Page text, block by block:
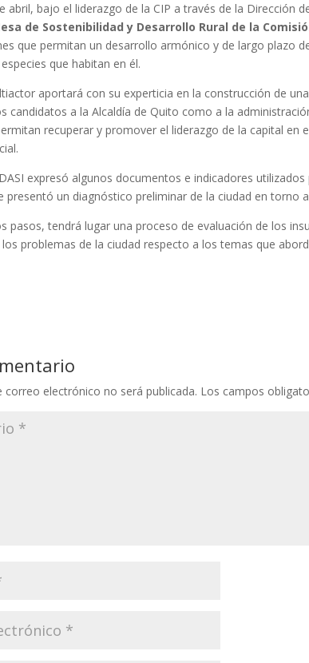
abril, bajo el liderazgo de la CIP a través de la Dirección
de Sostenibilidad y Desarrollo Rural de la
que permitan un desarrollo armónico y de largo plazo
que habitan en él.
aportará con su experticia en la construcción de
candidatos a la Alcaldía de Quito como a la
recuperar y promover el liderazgo de la capital
expresó algunos documentos e indicadores
presentó un diagnóstico preliminar de la ciudad en torno
pasos, tendrá lugar una proceso de evaluación de los
problemas de la ciudad respecto a los temas que
correo electrónico no será publicada. Los campos